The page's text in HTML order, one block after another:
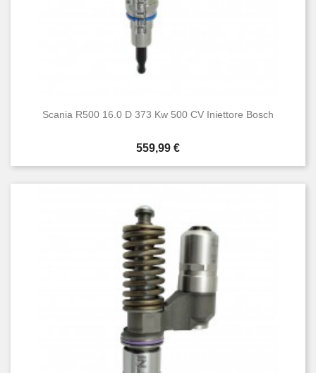
Scania R500 16.0 D 373 Kw 500 CV Iniettore Bosch
Prezzo
559,99 €